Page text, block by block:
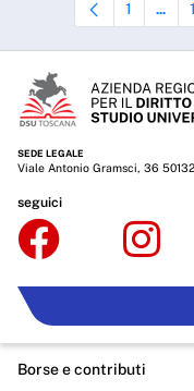
Pagina
1 ...
SEDE LEGALE
Viale Antonio Gramsci, 36
seguici
Borse e contributi